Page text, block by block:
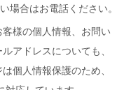
場合はお電話ください。
様の個人情報、お問い
アドレスについても、
個人情報保護のため、